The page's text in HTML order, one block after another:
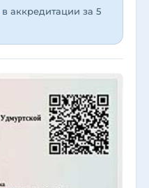
в аккредитации за 5